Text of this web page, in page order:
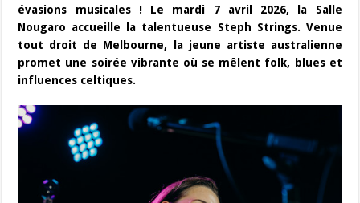
évasions musicales ! Le mardi 7 avril 2026, la Salle
Nougaro accueille la talentueuse Steph Strings. Venue
tout droit de Melbourne, la jeune artiste australienne
promet une soirée vibrante où se mêlent folk, blues et
influences celtiques.